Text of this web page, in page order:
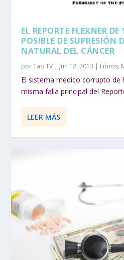
EL REPORTE FLEXNER
POSIBLE DE SUPRESIÓN
NATURAL DEL CÁNCER
porTao TV | Jun 12, 2013 | Libros,
El sistema medico corrupto de
misma falla principal del
LEER MÁS